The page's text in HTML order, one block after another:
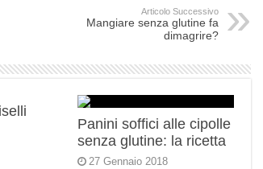
Articolo Successivo
Mangiare senza glutine fa
dimagrire?
Panini soffici alle cipolle
senza glutine: la ricetta
27 Gennaio 2018